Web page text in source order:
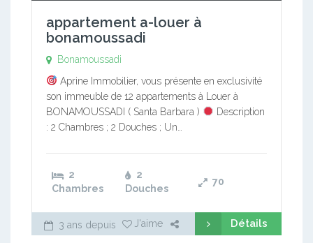
appartement a-louer à
bonamoussadi
Bonamoussadi
Aprine Immobilier, vous présente en exclusivité
son immeuble de 12 appartements à Louer à
BONAMOUSSADI ( Santa Barbara )
Description
: 2 Chambres ; 2 Douches ; Un…
2
Chambres
2
Douches
70
3 ans depuis J'aime Détails